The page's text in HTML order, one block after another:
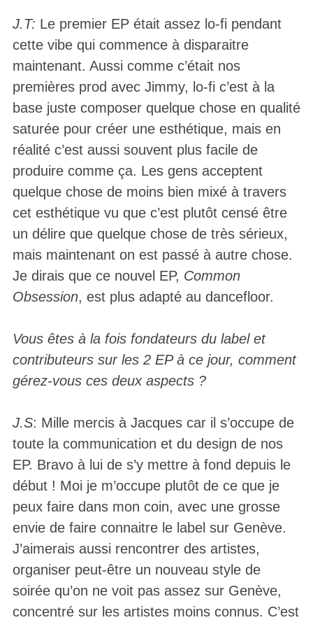
J.T: Le premier EP était assez lo-fi pendant
cette vibe qui commence à disparaitre
maintenant. Aussi comme c’était nos
premières prod avec Jimmy, lo-fi c’est à la
base juste composer quelque chose en qualité
saturée pour créer une esthétique, mais en
réalité c’est aussi souvent plus facile de
produire comme ça. Les gens acceptent
quelque chose de moins bien mixé à travers
cet esthétique vu que c’est plutôt censé être
un délire que quelque chose de très sérieux,
mais maintenant on est passé à autre chose.
Je dirais que ce nouvel EP, Common
Obsession, est plus adapté au dancefloor.
Vous êtes à la fois fondateurs du label et
contributeurs sur les 2 EP à ce jour, comment
gérez-vous ces deux aspects ?
J.S: Mille mercis à Jacques car il s’occupe de
toute la communication et du design de nos
EP. Bravo à lui de s’y mettre à fond depuis le
début ! Moi je m’occupe plutôt de ce que je
peux faire dans mon coin, avec une grosse
envie de faire connaitre le label sur Genève.
J’aimerais aussi rencontrer des artistes,
organiser peut-être un nouveau style de
soirée qu’on ne voit pas assez sur Genève,
concentré sur les artistes moins connus. C’est